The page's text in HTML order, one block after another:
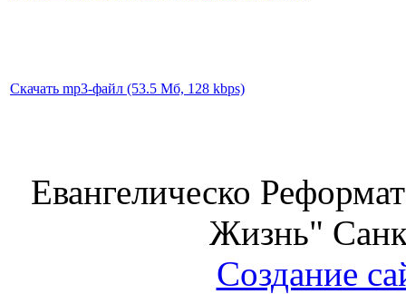
Скачать mp3-файл (53.5 Мб, 128 kbps)
Евангелическо
Жизнь"
Создание